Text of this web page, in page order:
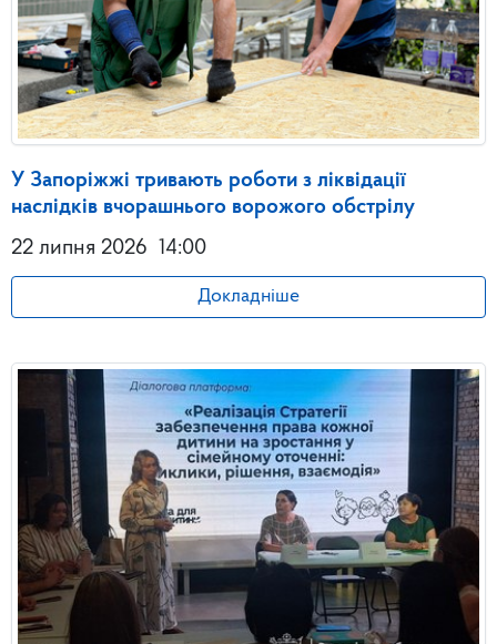
У Запоріжжі тривають роботи з ліквідації
наслідків вчорашнього ворожого обстрілу
22 липня 2026 14:00
Докладніше